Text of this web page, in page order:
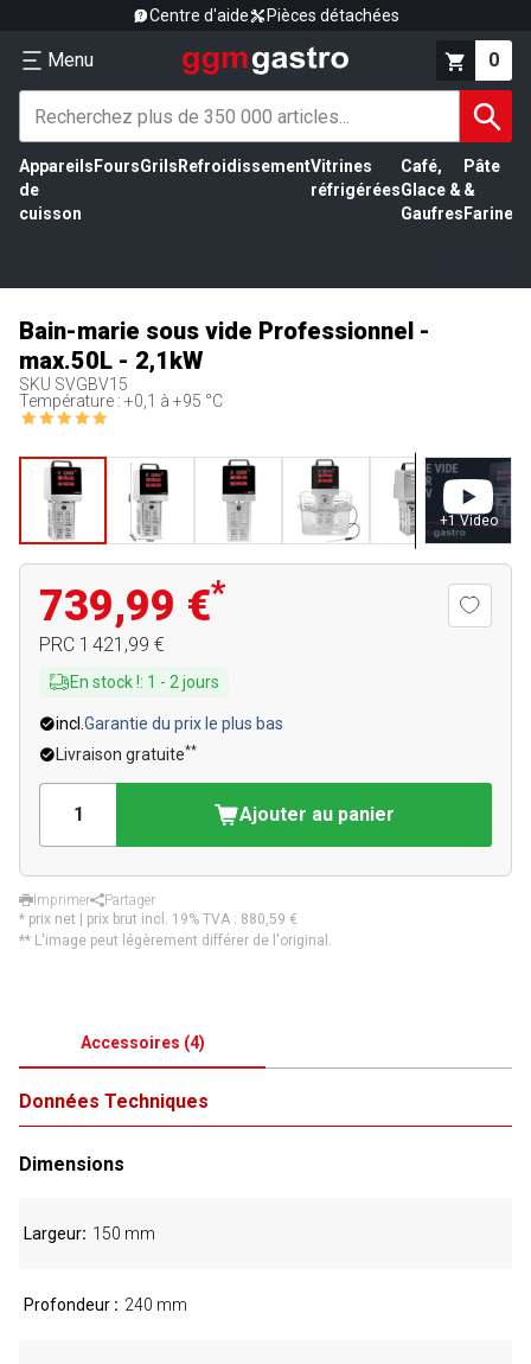
Centre d'aide Pièces détachées
Menu 0
Appareils
de
cuisson
FoursGrils RefroidissementVitrines
réfrigérées
Café,
Glace &
Gaufres
Pâte
&
Farine
Bain-marie sous vide Professionnel -
max.50L - 2,1kW
SKU SVGBV15
Température : +0,1 à +95 °C
+1 Video
739,99 €*
PRC 1 421,99 €
En stock !: 1 - 2 jours
incl. Garantie du prix le plus bas
Livraison gratuite**
Ajouter au panier
Imprimer
Partager
* prix net | prix brut incl. 19% TVA : 880,59 €
** L'image peut légèrement différer de l'original.
Accessoires (4)
Données Techniques
Dimensions
Largeur 150 mm
Profondeur 240 mm